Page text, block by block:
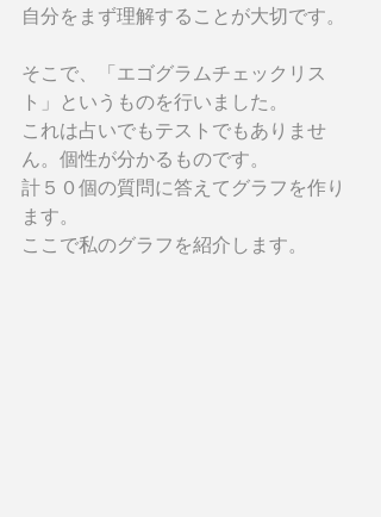
自分をまず理解することが大切です。
そこで、「エゴグラムチェックリス
ト」というものを行いました。
これは占いでもテストでもありませ
ん。個性が分かるものです。
計５０個の質問に答えてグラフを作り
ます。
ここで私のグラフを紹介します。